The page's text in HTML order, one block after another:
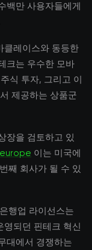
백만 사용자들에게
클레이스와 동등한
크는 우수한 모바
식 투자, 그리고 이
제공하는 상품군
장을 검토하고 있
이는 미국에
째 회사가 될 수 있
행업 라이선스는
영되던 핀테크 혁신
대에서 경쟁하는